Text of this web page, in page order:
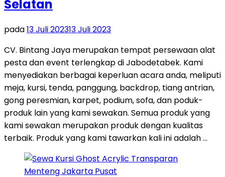
Selatan
pada13 Juli 202313 Juli 2023
CV. Bintang Jaya merupakan tempat persewaan alat
pesta dan event terlengkap di Jabodetabek. Kami
menyediakan berbagai keperluan acara anda, meliputi
meja, kursi, tenda, panggung, backdrop, tiang antrian,
gong peresmian, karpet, podium, sofa, dan poduk-
produk lain yang kami sewakan. Semua produk yang
kami sewakan merupakan produk dengan kualitas
terbaik. Produk yang kami tawarkan kali ini adalah …